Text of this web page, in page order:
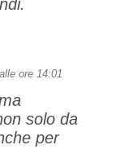
ore 14:01
solo da
per